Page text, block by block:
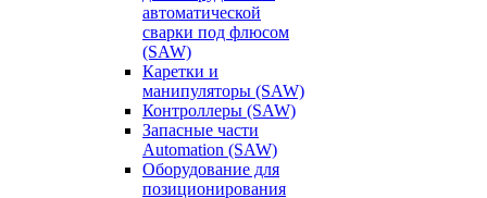
автоматической
сварки под флюсом
(SAW)
Каретки и
манипуляторы (SAW)
Контроллеры (SAW)
Запасные части
Automation (SAW)
Оборудование для
позиционирования